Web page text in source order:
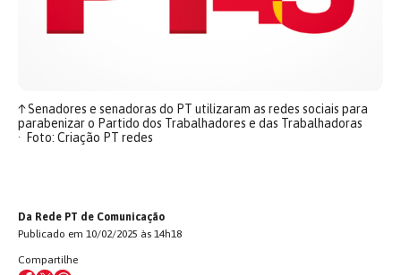
↑Senadores e senadoras do PT utilizaram as redes sociais para
parabenizar o Partido dos Trabalhadores e das Trabalhadoras
Foto: Criação PT redes
Da Rede PT de Comunicação
Publicado em 10/02/2025 às 14h18
Compartilhe